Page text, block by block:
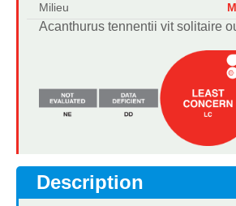
Milieu
Acanthurus tennentii vit solitaire
Description